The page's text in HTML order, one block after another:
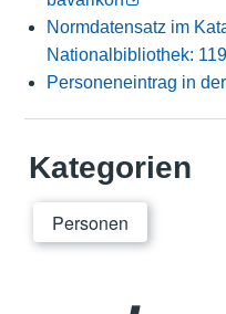
Normdatensatz im
Nationalbibliothek:
Personeneintrag in
Kategorien
Personen